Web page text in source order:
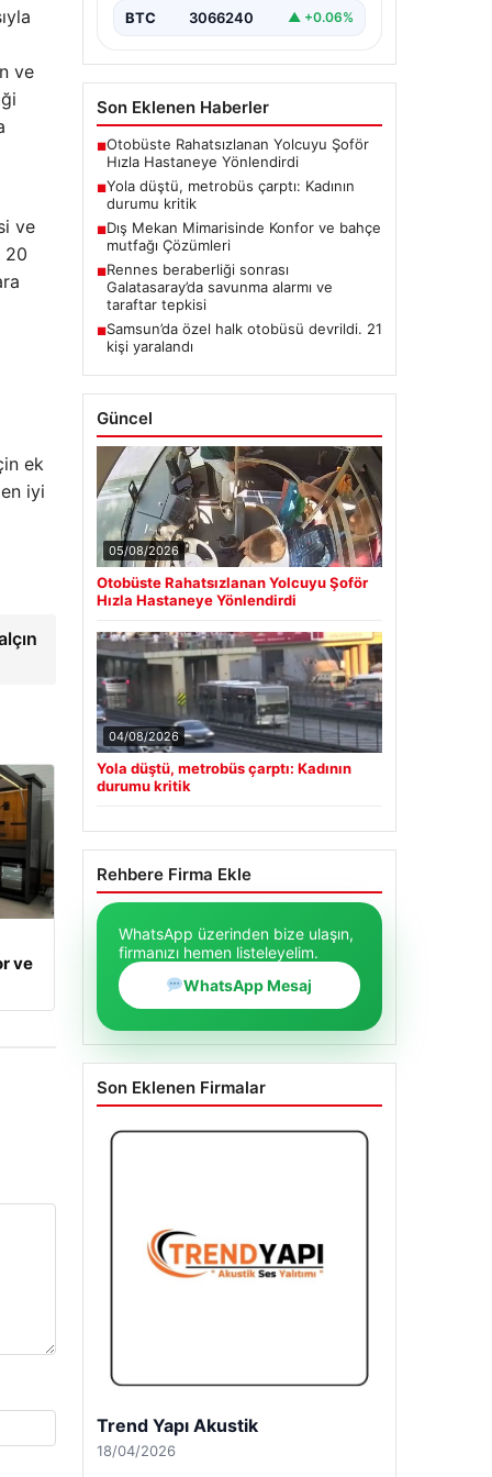
ve
ve
20
ek
iyi
ve
BTC 3066240 ▲ +0.06%
Son Eklenen Haberler
■Otobüste Rahatsızlanan Yolcuyu Şoför
Hızla Hastaneye Yönlendirdi
■Yola düştü, metrobüs çarptı: Kadının
durumu kritik
■Dış Mekan Mimarisinde Konfor ve bahçe
mutfağı Çözümleri
■Rennes beraberliği sonrası
Galatasaray’da savunma alarmı ve
taraftar tepkisi
■Samsun’da özel halk otobüsü devrildi. 21
kişi yaralandı
Güncel
05/08/2026
Otobüste Rahatsızlanan Yolcuyu Şoför
Hızla Hastaneye Yönlendirdi
04/08/2026
Yola düştü, metrobüs çarptı: Kadının
durumu kritik
Rehbere Firma Ekle
WhatsApp üzerinden bize ulaşın,
firmanızı hemen listeleyelim.
WhatsApp Mesaj
Son Eklenen Firmalar
Trend Yapı Akustik
18/04/2026